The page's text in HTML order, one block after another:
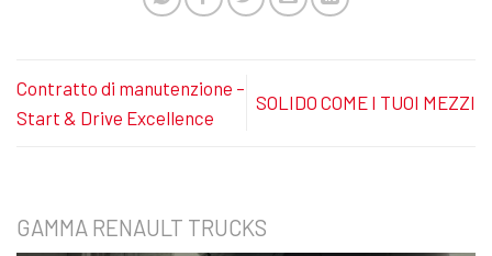
Contratto di manutenzione –
Start & Drive Excellence
SOLIDO COME I TUOI MEZZI
GAMMA RENAULT TRUCKS